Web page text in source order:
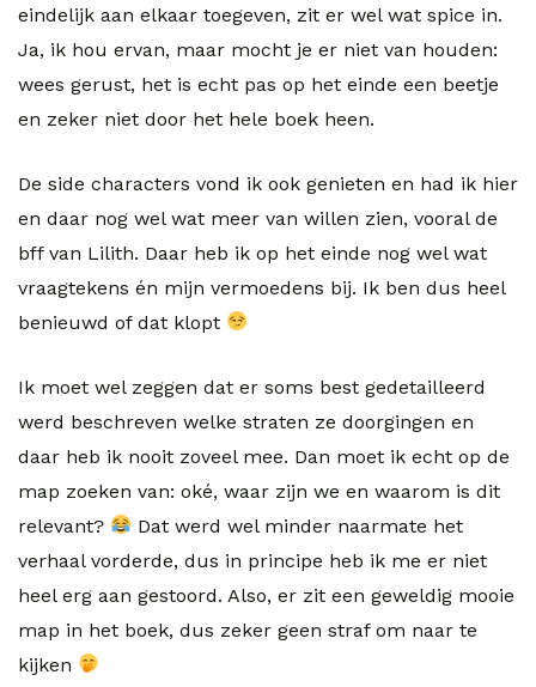
eindelijk aan elkaar toegeven, zit er wel wat spice in.
Ja, ik hou ervan, maar mocht je er niet van houden:
wees gerust, het is echt pas op het einde een beetje
en zeker niet door het hele boek heen.
De side characters vond ik ook genieten en had ik hier
en daar nog wel wat meer van willen zien, vooral de
bff van Lilith. Daar heb ik op het einde nog wel wat
vraagtekens én mijn vermoedens bij. Ik ben dus heel
benieuwd of dat klopt
Ik moet wel zeggen dat er soms best gedetailleerd
werd beschreven welke straten ze doorgingen en
daar heb ik nooit zoveel mee. Dan moet ik echt op de
map zoeken van: oké, waar zijn we en waarom is dit
relevant?
Dat werd wel minder naarmate het
verhaal vorderde, dus in principe heb ik me er niet
heel erg aan gestoord. Also, er zit een geweldig mooie
map in het boek, dus zeker geen straf om naar te
kijken